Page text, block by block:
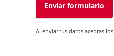
Enviar formulario
Al enviar tus datos aceptas los